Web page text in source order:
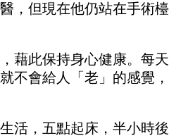
，但現在他仍站在手術檯
藉此保持身心健康。每天
不會給人「老」的感覺，
活，五點起床，半小時後